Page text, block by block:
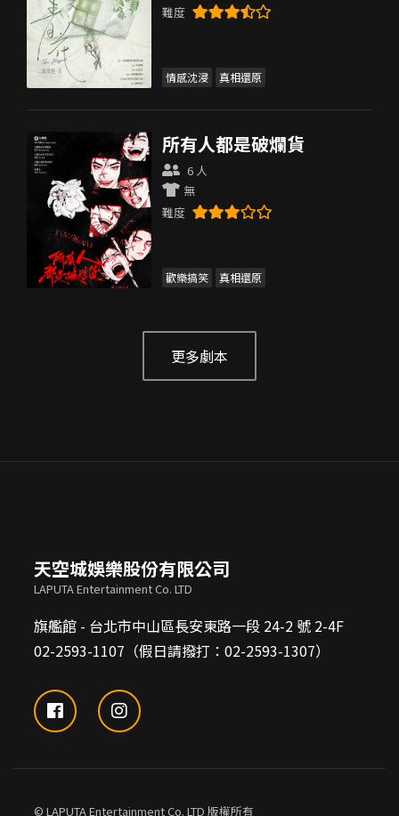
難度
情感沈浸 真相還原
所有人都是破爛貨
6 人
無
難度
歡樂搞笑 真相還原
更多劇本
天空城娛樂股份有限公司
LAPUTA Entertainment Co. LTD
旗艦館 - 台北市中山區長安東路一段 24-2 號 2-4F
02-2593-1107（假日請撥打：02-2593-1307）
© LAPUTA Entertainment Co. LTD 版權所有